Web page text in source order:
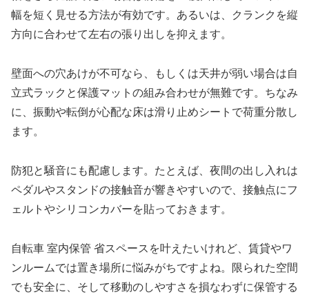
幅を短く見せる方法が有効です。あるいは、クランクを縦
方向に合わせて左右の張り出しを抑えます。
壁面への穴あけが不可なら、もしくは天井が弱い場合は自
立式ラックと保護マットの組み合わせが無難です。ちなみ
に、振動や転倒が心配な床は滑り止めシートで荷重分散し
ます。
防犯と騒音にも配慮します。たとえば、夜間の出し入れは
ペダルやスタンドの接触音が響きやすいので、接触点にフ
ェルトやシリコンカバーを貼っておきます。
自転車 室内保管 省スペースを叶えたいけれど、賃貸やワ
ンルームでは置き場所に悩みがちですよね。限られた空間
でも安全に、そして移動のしやすさを損なわずに保管する